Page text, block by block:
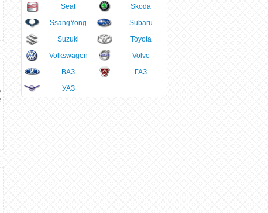
Seat
Skoda
SsangYong
Subaru
Suzuki
Toyota
Volkswagen
Volvo
ВАЗ
ГАЗ
УАЗ